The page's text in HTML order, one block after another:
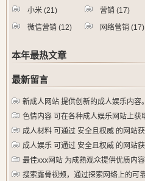
小米 (21) 营销 (17)
微信营销 (12) 网络营销 (17)
本年最热文章
最新留言
新成人网站 提供创新的成人娱乐内容
色情内容 可在各种成人娱乐网站上获
成人材料 可通过 安全且权威 的网站
成人娱乐 可通过 安全且权威 的网站
最佳xxx网站 为成熟观众提供优质内容
搜索露骨视频，通过探索网络上的可